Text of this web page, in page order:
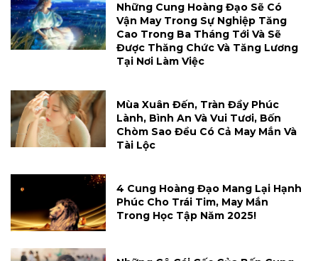
Những Cung Hoàng Đạo Sẽ Có
Vận May Trong Sự Nghiệp Tăng
Cao Trong Ba Tháng Tới Và Sẽ
Được Thăng Chức Và Tăng Lương
Tại Nơi Làm Việc
Mùa Xuân Đến, Tràn Đầy Phúc
Lành, Bình An Và Vui Tươi, Bốn
Chòm Sao Đều Có Cả May Mắn Và
Tài Lộc
4 Cung Hoàng Đạo Mang Lại Hạnh
Phúc Cho Trái Tim, May Mắn
Trong Học Tập Năm 2025!